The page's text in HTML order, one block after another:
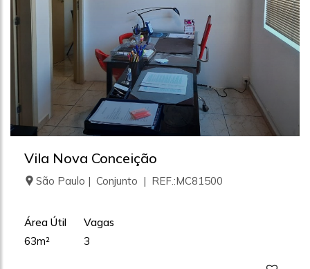
Vila Nova Conceição
São Paulo | Conjunto | REF.:MC81500
Área Útil
63m²
Vagas
3